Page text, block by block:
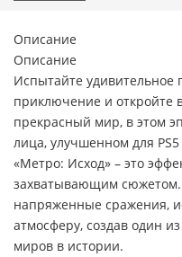
Описание
Описание
Испытайте удивительное
приключение и откройте
прекрасный мир, в этом
лица, улучшенном для
«Метро: Исход» – это
захватывающим сюжетом.
напряженные сражения,
атмосферу, создав один
миров в истории.